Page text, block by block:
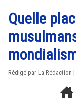
Quelle
Rédigé par La Rédaction